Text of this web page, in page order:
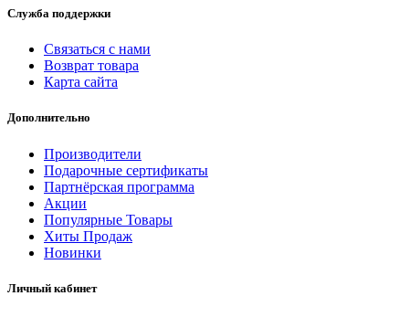
Служба поддержки
Связаться с нами
Возврат товара
Карта сайта
Дополнительно
Производители
Подарочные сертификаты
Партнёрская программа
Акции
Популярные Товары
Хиты Продаж
Новинки
Личный кабинет